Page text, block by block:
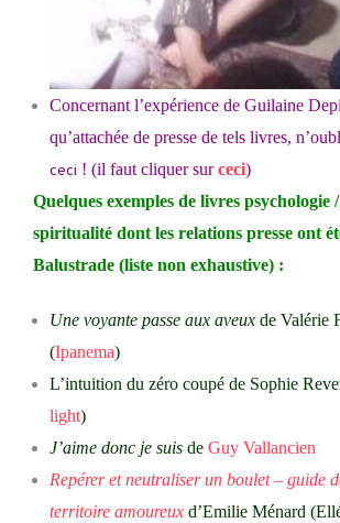
Concernant l’expérience de Guilaine
qu’attachée de presse de tels livres,
ceci ! (il faut cliquer surceci)
Quelques exemples de livres psychologie
spiritualité dont les relations presse ont
Balustrade (liste non exhaustive) :
Une voyante passe aux aveux de Valérie
(Ipanema)
L’intuition du zéro coupé de Sophie
light)
J’aime donc je suis de Guy Vallancien
Repérer et neutraliser un boulet – guide
territoire amoureux d’Emilie Ménard